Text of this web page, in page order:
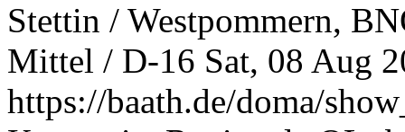
Stettin / Westpommern,
Mittel / D-16 Sat, 08 Aug
https://baath.de/doma/